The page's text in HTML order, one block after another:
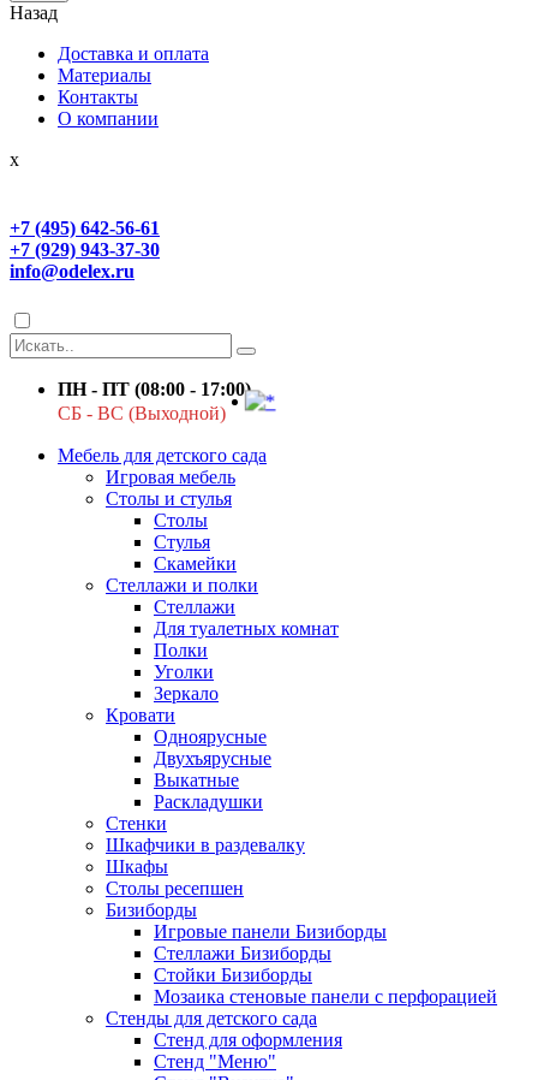
Назад
Доставка и оплата
Материалы
Контакты
О компании
x
+7 (495) 642-56-61
+7 (929) 943-37-30
info@odelex.ru
ПН - ПТ (08:00 - 17:00)
СБ - ВС (Выходной)
Мебель для детского сада
Игровая мебель
Столы и стулья
Столы
Стулья
Скамейки
Стеллажи и полки
Стеллажи
Для туалетных комнат
Полки
Уголки
Зеркало
Кровати
Одноярусные
Двухъярусные
Выкатные
Раскладушки
Стенки
Шкафчики в раздевалку
Шкафы
Столы ресепшен
Бизиборды
Игровые панели Бизиборды
Стеллажи Бизиборды
Стойки Бизиборды
Мозаика стеновые панели с перфорацией
Стенды для детского сада
Стенд для оформления
Стенд "Меню"